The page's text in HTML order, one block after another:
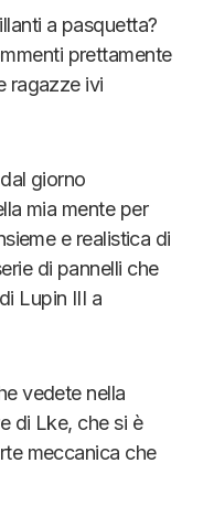
a pasquetta?
prettamente
ragazze ivi
giorno
mia mente per
e realistica di
di pannelli che
Lupin III a
vedete nella
di Lke, che si è
meccanica che